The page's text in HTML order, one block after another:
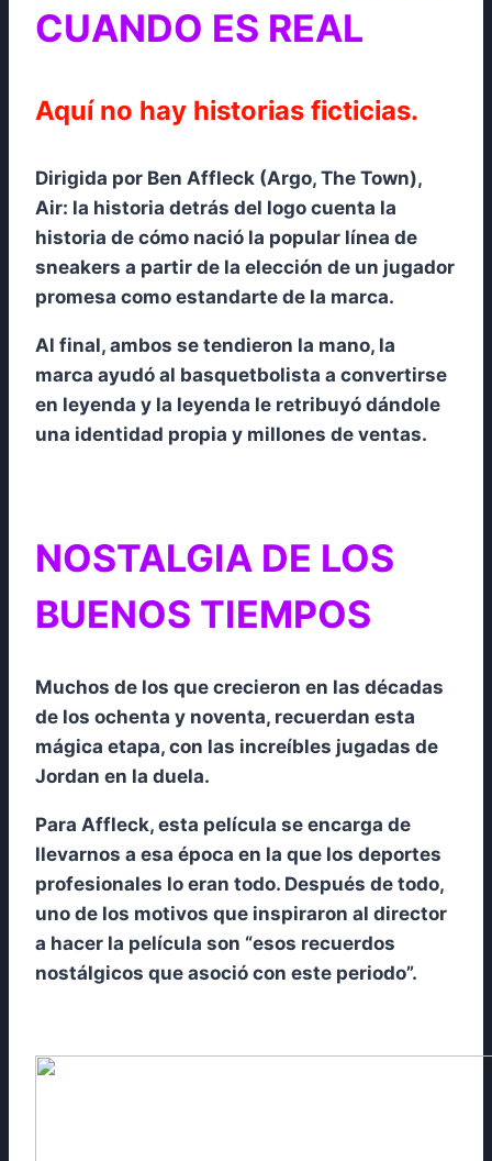
CUANDO ES REAL
Aquí no hay historias ficticias.
Dirigida por Ben Affleck (Argo, The Town),
Air: la historia detrás del logo cuenta la
historia de cómo nació la popular línea de
sneakers a partir de la elección de un jugador
promesa como estandarte de la marca.
Al final, ambos se tendieron la mano, la
marca ayudó al basquetbolista a convertirse
en leyenda y la leyenda le retribuyó dándole
una identidad propia y millones de ventas.
NOSTALGIA DE LOS
BUENOS TIEMPOS
Muchos de los que crecieron en las décadas
de los ochenta y noventa, recuerdan esta
mágica etapa, con las increíbles jugadas de
Jordan en la duela.
Para Affleck, esta película se encarga de
llevarnos a esa época en la que los deportes
profesionales lo eran todo. Después de todo,
uno de los motivos que inspiraron al director
a hacer la película son “esos recuerdos
nostálgicos que asoció con este periodo”.